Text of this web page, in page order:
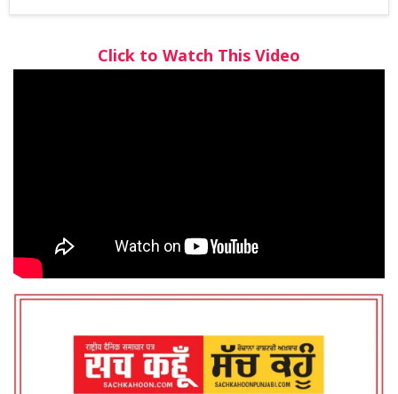
Click to Watch This Video